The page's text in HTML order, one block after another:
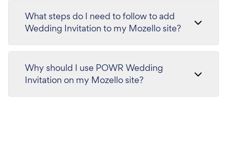
What steps do I need to follow to add
Wedding Invitation to my Mozello site?
Why should I use POWR Wedding
Invitation on my Mozello site?